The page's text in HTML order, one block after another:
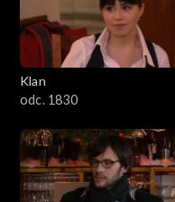
Klan
odc. 1830